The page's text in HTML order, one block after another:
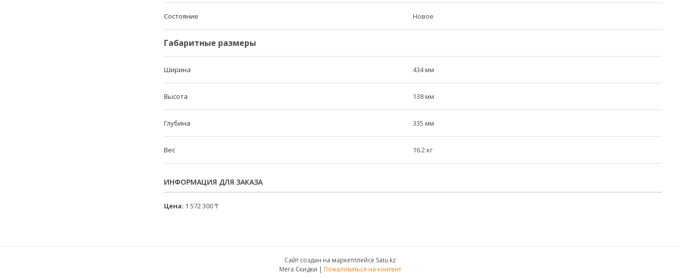
Состояние Новое
Габаритные размеры
Ширина 434 мм
Высота 138 мм
Глубина 335 мм
Вес 16.2 кг
ИНФОРМАЦИЯ ДЛЯ ЗАКАЗА
Цена: 1 572 300 ₸
Сайт создан на маркетплейсе Satu.kz
Мега Скидки | Пожаловаться на контент